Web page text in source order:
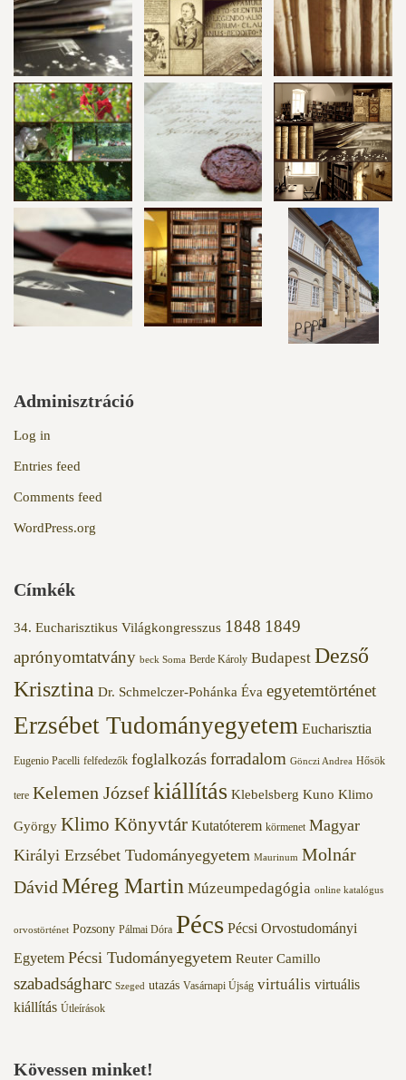
Adminisztráció
Log in
Entries feed
Comments feed
WordPress.org
Címkék
34. Eucharisztikus Világkongresszus 1848 1849
aprónyomtatvány beck Soma Berde Károly Budapest Dezső
Krisztina Dr. Schmelczer-Pohánka Éva egyetemtörténet
Erzsébet Tudományegyetem Eucharisztia
Eugenio Pacelli felfedezők foglalkozás forradalom Gönczi Andrea Hősök
tere Kelemen Józsefkiállítás Klebelsberg Kuno Klimo
György Klimo Könyvtár Kutatóterem körmenet Magyar
Királyi Erzsébet Tudományegyetem Maurinum Molnár
Dávid Méreg Martin Múzeumpedagógia online katalógus
orvostörténet Pozsony Pálmai Dóra Pécs Pécsi Orvostudományi
Egyetem Pécsi Tudományegyetem Reuter Camillo
szabadságharc Szeged utazás Vasárnapi Újság virtuális virtuális
kiállítás Útleírások
Kövessen minket!